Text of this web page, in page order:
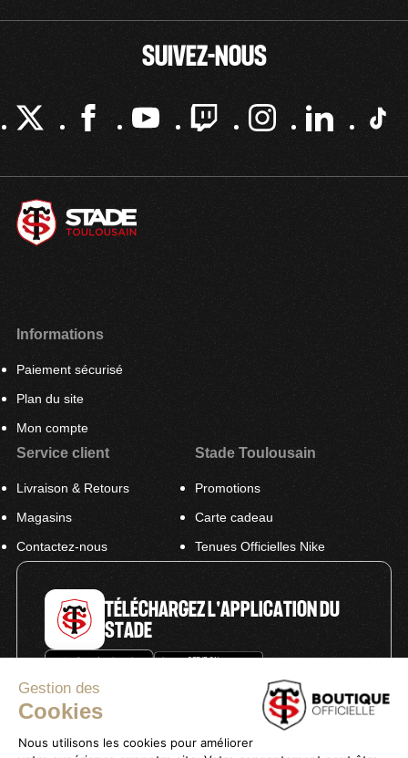
Gestion des
Cookies
Nous utilisons les cookies pour améliorer
SUIVEZ-NOUS
Informations
Paiement sécurisé
Plan du site
Mon compte
Service client
Livraison & Retours
Magasins
Contactez-nous
Stade Toulousain
Promotions
Carte cadeau
Tenues Officielles Nike
TÉLÉCHARGEZ L'APPLICATION DU
STADE